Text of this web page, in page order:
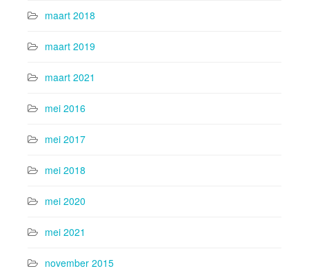
maart 2018
maart 2019
maart 2021
mei 2016
mei 2017
mei 2018
mei 2020
mei 2021
november 2015